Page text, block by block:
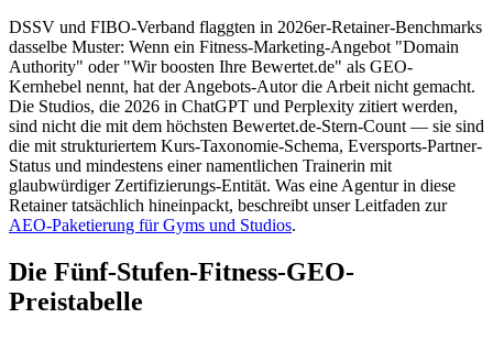
DSSV und FIBO-Verband flaggten in 2026er-Retainer-Benchmarks
dasselbe Muster: Wenn ein Fitness-Marketing-Angebot "Domain
Authority" oder "Wir boosten Ihre Bewertet.de" als GEO-
Kernhebel nennt, hat der Angebots-Autor die Arbeit nicht gemacht.
Die Studios, die 2026 in ChatGPT und Perplexity zitiert werden,
sind nicht die mit dem höchsten Bewertet.de-Stern-Count — sie sind
die mit strukturiertem Kurs-Taxonomie-Schema, Eversports-Partner-
Status und mindestens einer namentlichen Trainerin mit
glaubwürdiger Zertifizierungs-Entität. Was eine Agentur in diese
Retainer tatsächlich hineinpackt, beschreibt unser Leitfaden zur
AEO-Paketierung für Gyms und Studios.
Die Fünf-Stufen-Fitness-GEO-
Preistabelle